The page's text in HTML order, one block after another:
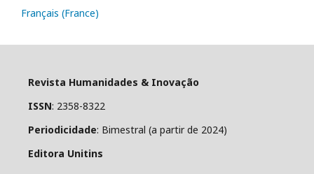
Français (France)
Revista Humanidades & Inovação
ISSN: 2358-8322
Periodicidade: Bimestral (a partir de 2024)
Editora Unitins